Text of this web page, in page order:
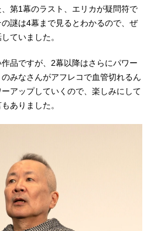
第1幕のラスト、エリカが疑問符で
謎は4幕まで見るとわかるので、ぜ
ていました。
品ですが、2幕以降はさらにパワー
みなさんがアフレコで血管切れるん
アップしていくので、楽しみにして
ありました。